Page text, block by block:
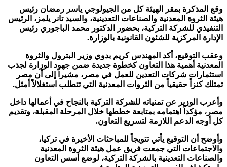
وقع المذكرة بمقر الهيئة كل من الجيولوجي ياسر رمضان رئيس
هيئة الثروة المعدنية والصناعات التعدينية، والسيد تانر يلمز، الرئيس
التنفيذي للشركة التركية، بحضور الدكتور محمد الباجوري رئيس
الإدارة المركزية للشئون القانونية بالوزارة.
وعقب التوقيع، أكد المهندس كريم بدوي وزير البترول والثروة
المعدنية أهمية هذا التعاون كخطوة جديدة ضمن جهود الوزارة لجذب
استثمارات شركات التعدين للعمل في مصر، مشيراً إلى أن مصر
تمتلك كنزاً حقيقياً من الثروات المعدنية التي تتطلب استغلالاً أمثل.
وأعرب الوزير عن تمنياته للشركة التركية بالنجاح في أعمالها داخل
مصر، مؤكداً اهتمامه بمتابعة خططها خلال المرحلة المقبلة، وتقديم
كل أوجه الدعم اللازمة لتسريع التعاون.
وأوضح أن التوقيع يأتي تتويجاً للمباحثات الأخيرة في تركيا،
والاجتماعات التي جمعت فريق عمل هيئة الثروة المعدنية
والصناعات التعدينية بالشركة التركية، لوضع أسس التعاون